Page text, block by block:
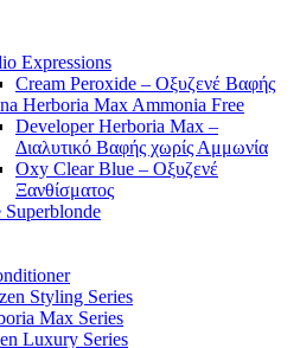
Expressions
Cream Peroxide – Οξυζενέ Βαφής
Herboria Max Ammonia Free
Developer Herboria Max –
Διαλυτικό Βαφής χωρίς Αμμωνία
Oxy Clear Blue – Οξυζενέ
Ξανθίσματος
Superblonde
Styling Series
Max Series
Luxury Series